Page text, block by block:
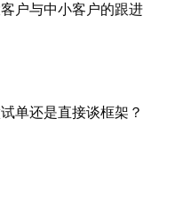
户与中小客户的跟进
单还是直接谈框架？